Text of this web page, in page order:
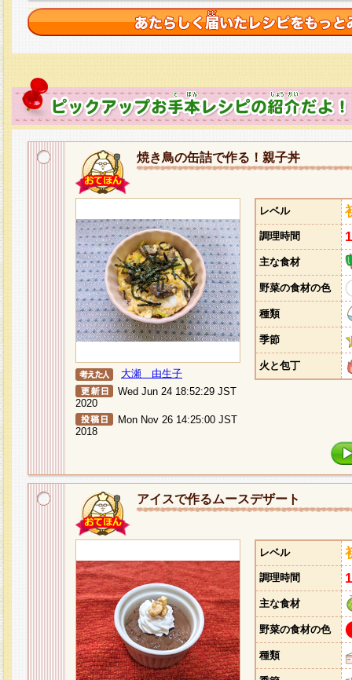
焼き鳥の缶詰で作る！親子丼
大瀬 由生子
Wed Jun 24 18:52:29 JST
2020
Mon Nov 26 14:25:00 JST
2018
レベル
調理時間
主な食材
野菜の食材の色
種類
季節
火と包丁
アイスで作るムースデザート
レベル
調理時間
主な食材
野菜の食材の色
種類